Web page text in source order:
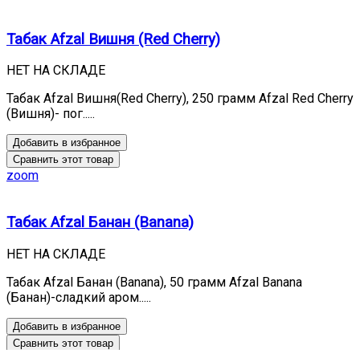
Табак Afzal Вишня (Red Cherry)
НЕТ НА СКЛАДЕ
Табак Afzal Вишня(Red Cherry), 250 грамм Afzal Red Cherry
(Вишня)- пог.....
Добавить в избранное
Сравнить этот товар
zoom
Табак Afzal Банан (Banana)
НЕТ НА СКЛАДЕ
Табак Afzal Банан (Banana), 50 грамм Afzal Banana
(Банан)-сладкий аром.....
Добавить в избранное
Сравнить этот товар